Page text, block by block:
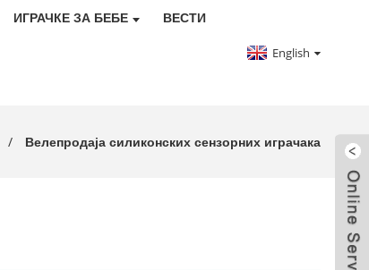
ИГРАЧКЕ ЗА БЕБЕ ВЕСТИ
English
Велепродаја силиконских сензорних играчака